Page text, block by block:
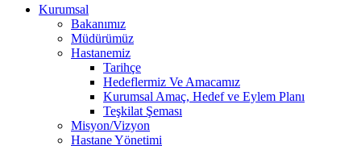
Kurumsal
Bakanımız
Müdürümüz
Hastanemiz
Tarihçe
Hedeflermiz Ve Amacamız
Kurumsal Amaç, Hedef ve Eylem Planı
Teşkilat Şeması
Misyon/Vizyon
Hastane Yönetimi